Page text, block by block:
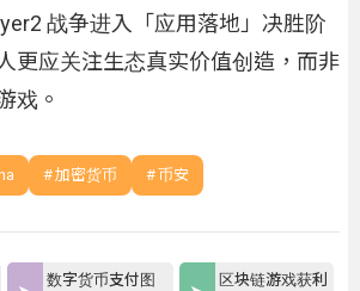
战争进入「应用落地」决胜阶
更应关注生态真实价值创造，而非
戏。
加密货币 币安
数字货币支付图
区块链游戏获利